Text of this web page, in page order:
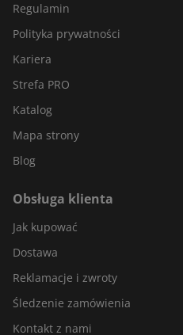
Regulamin
Polityka prywatności
Kariera
Strefa PRO
Katalog
Mapa strony
Blog
Obsługa klienta
Jak kupować
Dostawa
Reklamacje i zwroty
Śledzenie zamówienia
Kontakt z nami